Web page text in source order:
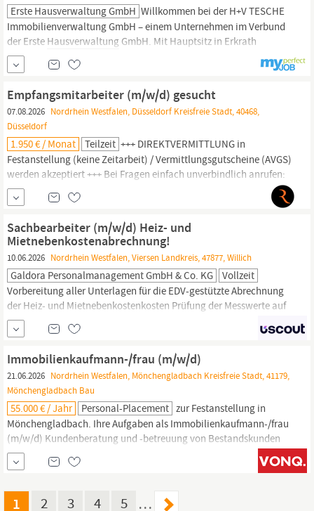
Erste Hausverwaltung GmbH Willkommen bei der H+V TESCHE
Immobilienverwaltung GmbH – einem Unternehmen im Verbund
der Erste Hausverwaltung GmbH. Mit Hauptsitz in Erkrath
betreuen wir seit über 30 Jahren erfolgreich Wohnanlagen und
Eigentümergemeinschaften. Dank unserer deutschlandweiten
Präsenz und enger Zusammenarbeit mit regionalen Partnern
bieten wir unseren
Empfangsmitarbeiter (m/w/d) gesucht
07.08.2026 Nordrhein Westfalen, Düsseldorf Kreisfreie Stadt, 40468,
Düsseldorf
1.950 € / Monat Teilzeit +++ DIREKTVERMITTLUNG in
Festanstellung (keine Zeitarbeit) / Vermittlungsgutscheine (AVGS)
werden akzeptiert +++ Bei Fragen einfach unverbindlich anrufen:
03048479484 oder einen Rückruf vereinbaren: https:/radas.de/
Ihre Aufgaben: Bearbeitung der Telefonzentrale auch in
englischer Sprache Organisation im
Sachbearbeiter (m/w/d) Heiz- und
Mietnebenkostenabrechnung!
10.06.2026 Nordrhein Westfalen, Viersen Landkreis, 47877, Willich
Galdora Personalmanagement GmbH & Co. KG
Vollzeit
Vorbereitung aller Unterlagen für die EDV-gestützte Abrechnung
der Heiz- und Mietnebenkostenkosten Prüfung der Messwerte auf
Vollständigkeit und Plausibilität Beratung von Kund:innen
(Hauseigentümer:innen,
usw.) zur korrekten
Erstellung der Abrechnung nach den einschlägigen Gesetzen und
Vorschriften Bearbeitung und Beantwortung von...
Immobilienkaufmann-/frau (m/w/d)
21.06.2026 Nordrhein Westfalen, Mönchengladbach Kreisfreie Stadt, 41179,
Mönchengladbach Bau
55.000 € / Jahr Personal-Placement zur Festanstellung in
Mönchengladbach. Ihre Aufgaben als Immobilienkaufmann-/frau
(m/w/d) Kundenberatung und -betreuung von Bestandskunden
(B2B /
Hausverwaltungen)
in Hinblick auf die Nutzung von
Immobiliensoftware Eigenverantwortliche Bearbeitung von
dem Produktmanagement und Auswertung von...
1 2 3 4 5 …